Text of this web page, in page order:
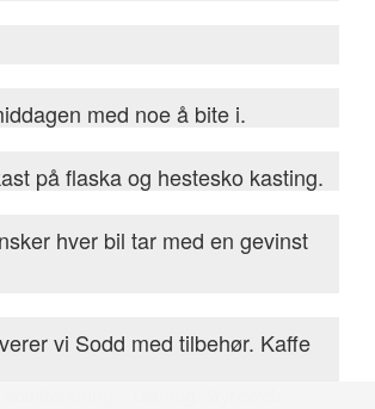
med noe å bite i.
på flaska og hestesko kasting.
hver bil tar med en gevinst
vi Sodd med tilbehør. Kaffe